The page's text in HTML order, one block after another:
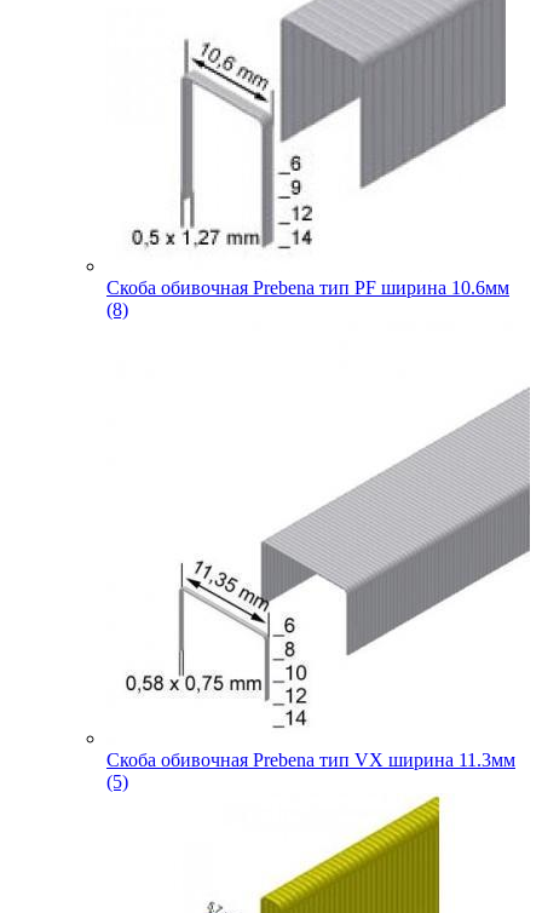
Скоба обивочная Prebena тип PF ширина 10.6мм
(8)
Скоба обивочная Prebena тип VX ширина 11.3мм
(5)